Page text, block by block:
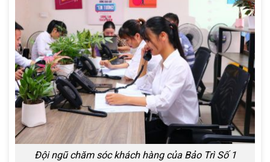
Đội ngũ chăm sóc khách hàng của Bảo Trì Số 1